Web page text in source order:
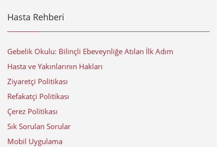
Hasta Rehberi
Gebelik Okulu: Bilinçli Ebeveynliğe Atılan İlk Adım
Hasta ve Yakınlarının Hakları
Ziyaretçi Politikası
Refakatçi Politikası
Çerez Politikası
Sık Sorulan Sorular
Mobil Uygulama